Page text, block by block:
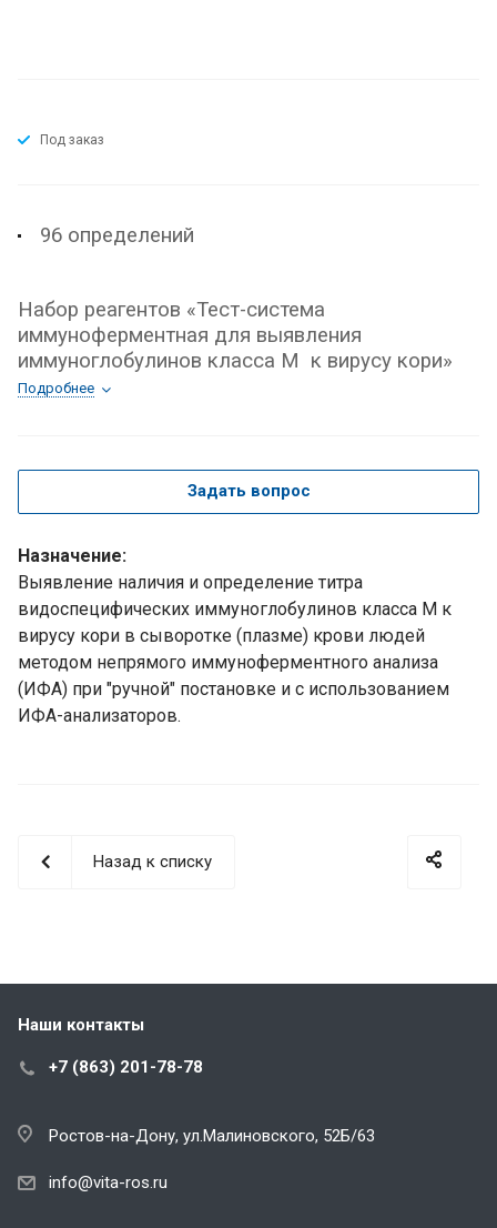
Под заказ
96 определений
Набор реагентов «Тест-система
иммуноферментная для выявления
иммуноглобулинов класса M к вирусу кори»
Подробнее
Задать вопрос
Назначение:
Выявление наличия и определение титра
видоспецифических иммуноглобулинов класса М к
вирусу кори в сыворотке (плазме) крови людей
методом непрямого иммуноферментного анализа
(ИФА) при "ручной" постановке и с использованием
ИФА-анализаторов.
Назад к списку
Наши контакты
+7 (863) 201-78-78
Ростов-на-Дону, ул.Малиновского, 52Б/63
info@vita-ros.ru